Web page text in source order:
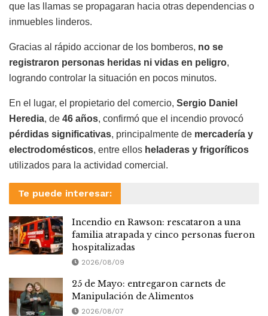
que las llamas se propagaran hacia otras dependencias o
inmuebles linderos.
Gracias al rápido accionar de los bomberos, no se
registraron personas heridas ni vidas en peligro,
logrando controlar la situación en pocos minutos.
En el lugar, el propietario del comercio, Sergio Daniel
Heredia, de 46 años, confirmó que el incendio provocó
pérdidas significativas, principalmente de mercadería y
electrodomésticos, entre ellos heladeras y frigoríficos
utilizados para la actividad comercial.
Te puede interesar:
Incendio en Rawson: rescataron a una
familia atrapada y cinco personas fueron
hospitalizadas
2026/08/09
25 de Mayo: entregaron carnets de
Manipulación de Alimentos
2026/08/07